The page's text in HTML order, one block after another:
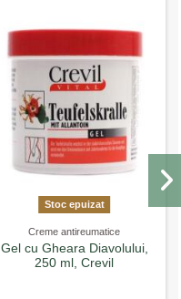
Stoc epuizat
Creme antireumatice
Gel cu Gheara Diavolului,
250 ml, Crevil